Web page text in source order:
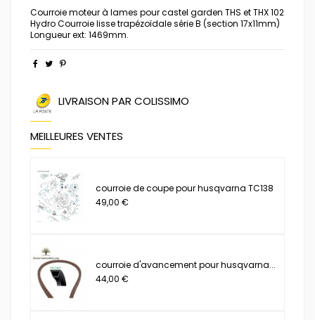
Courroie moteur à lames pour castel garden THS et THX 102
Hydro Courroie lisse trapézoïdale série B (section 17x11mm)
Longueur ext: 1469mm.
LIVRAISON PAR COLISSIMO
MEILLEURES VENTES
courroie de coupe pour husqvarna TC138
49,00 €
courroie d'avancement pour husqvarna...
44,00 €